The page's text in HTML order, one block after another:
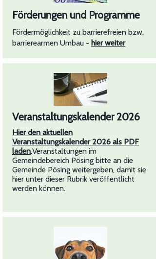
Förderungen und Programme
Fördermöglichkeit zu barrierefreien bzw.
barrierearmen Umbau - hier weiter
Veranstaltungskalender 2026
Hier den aktuellen
Veranstaltungskalender 2026 als PDF
laden.Veranstaltungen im
Gemeindebereich Pösing bitte an die
Gemeinde Pösing weitergeben, damit sie
hier unter dieser Rubrik veröffentlicht
werden können.